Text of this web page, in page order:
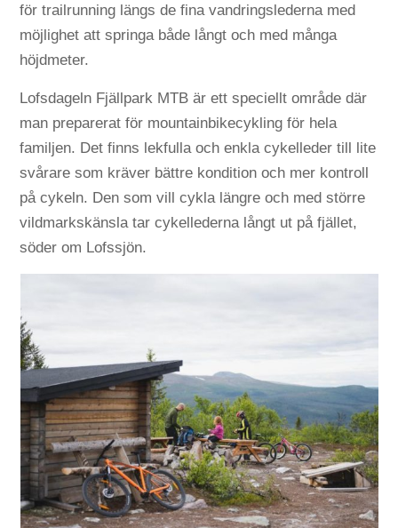
för trailrunning längs de fina vandringslederna med
möjlighet att springa både långt och med många
höjdmeter.
Lofsdageln Fjällpark MTB är ett speciellt område där
man preparerat för mountainbikecykling för hela
familjen. Det finns lekfulla och enkla cykelleder till lite
svårare som kräver bättre kondition och mer kontroll
på cykeln. Den som vill cykla längre och med större
vildmarkskänsla tar cykellederna långt ut på fjället,
söder om Lofssjön.